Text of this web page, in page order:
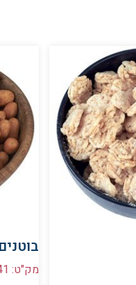
מק"ט: 941